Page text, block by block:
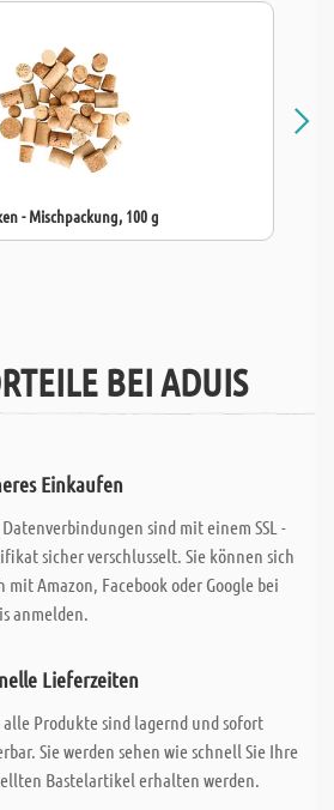
- Mischpackung, 100 g
BEI ADUIS
Einkaufen
sind mit einem SSL -
sicher verschlusselt. Sie können sich
mit Amazon, Facebook oder Google bei
anmelden.
Lieferzeiten
alle Produkte sind lagernd und sofort
Sie werden sehen wie schnell Sie Ihre
Bastelartikel erhalten werden.